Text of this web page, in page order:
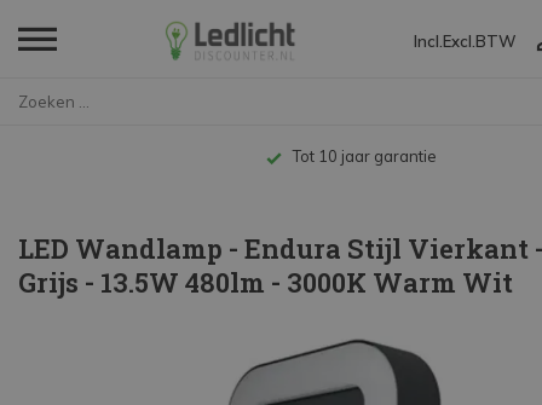
Incl. Excl. BTW
Tot 10 jaar garantie
LED Wandlamp - Endura Stijl Vierkant
Grijs - 13.5W 480lm - 3000K Warm Wit